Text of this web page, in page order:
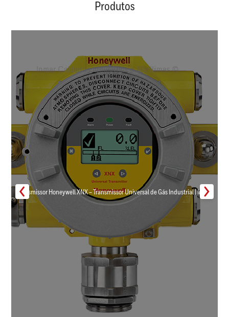
Produtos
Transmissor Honeywell XNX – Transmissor Universal de Gás Industrial | Inmar